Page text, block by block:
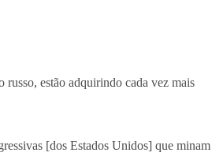
russo, estão adquirindo cada vez mais
[dos Estados Unidos] que minam